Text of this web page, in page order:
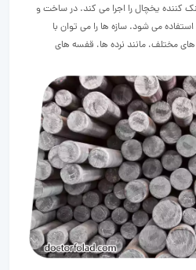
یخچال را اجرا می کند. در ساخت و
استفاده می شود. سازه ها را می توان با
های مختلف، مانند نرده ها، قفسه های